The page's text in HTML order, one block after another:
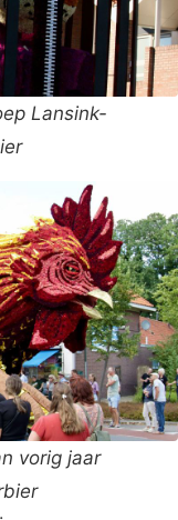
Lansink-
vorig jaar